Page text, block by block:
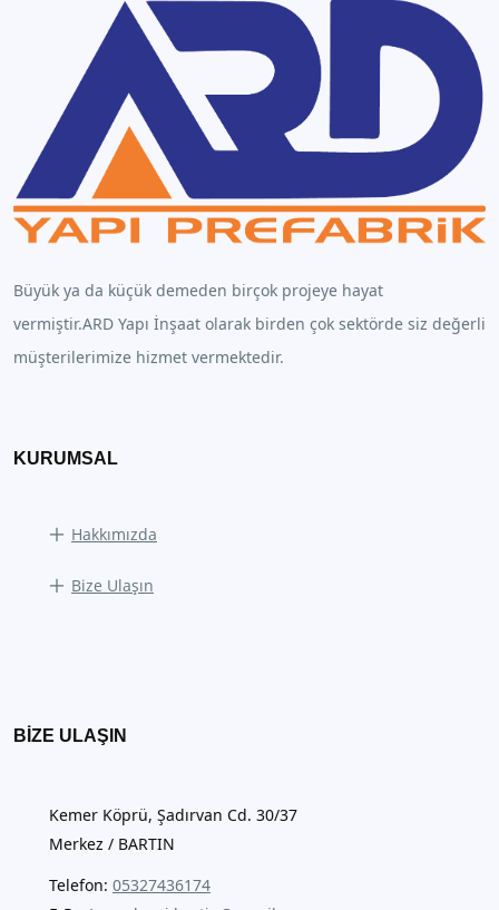
Büyük ya da küçük demeden birçok projeye hayat
vermiştir.ARD Yapı İnşaat olarak birden çok sektörde siz değerli
müşterilerimize hizmet vermektedir.
KURUMSAL
Hakkımızda
Bize Ulaşın
BIZE ULAŞIN
Kemer Köprü, Şadırvan Cd. 30/37
Merkez / BARTIN
Telefon: 05327436174